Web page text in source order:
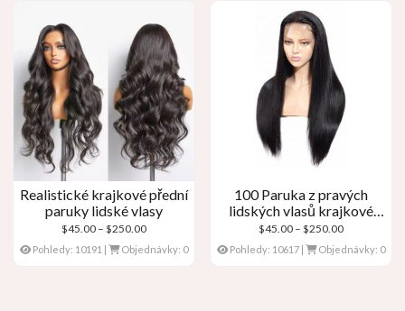
Realistické krajkové přední
paruky lidské vlasy
$45.00 – $250.00Cenové
rozpětí:
Pohledy: 10191 | Objednávky: 0
100 Paruka z pravých
lidských vlasů krajkové
přední paruky
$45.00 – $250.00Cenové
rozpětí:
Pohledy: 10617 | Objednávky: 0